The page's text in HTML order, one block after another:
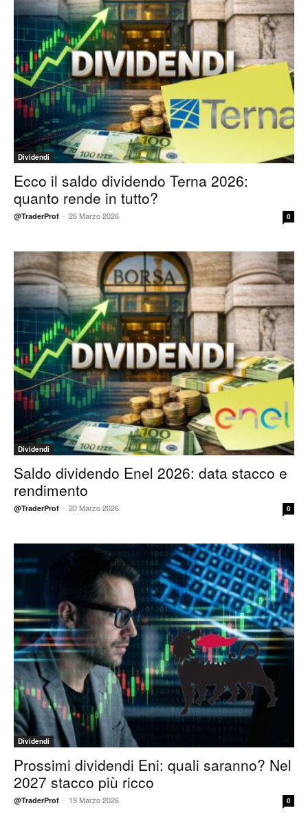
Dividendi
Ecco il saldo dividendo Terna 2026:
quanto rende in tutto?
@TraderProf - 26 Marzo 2026 0
Dividendi
Saldo dividendo Enel 2026: data stacco e
rendimento
@TraderProf - 20 Marzo 2026 0
Dividendi
Prossimi dividendi Eni: quali saranno? Nel
2027 stacco più ricco
@TraderProf - 19 Marzo 2026 0